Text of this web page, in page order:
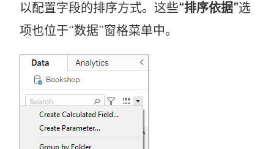
以配置字段的排序方式。这些“排序依据”选
项也位于“数据”窗格菜单中。